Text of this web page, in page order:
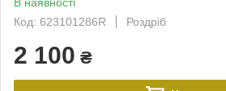
Код: 623101286R
Роздріб
2 100 ₴